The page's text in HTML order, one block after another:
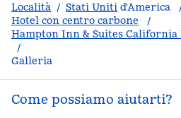
Località / Stati Uniti d'America
Hotel con centro carbone
/
Hampton Inn & Suites
/
Galleria
Come possiamo aiutarti?